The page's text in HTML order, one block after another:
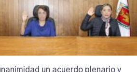
un acuerdo plenario y